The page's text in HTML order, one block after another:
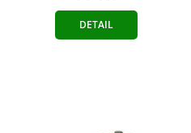
DETAIL